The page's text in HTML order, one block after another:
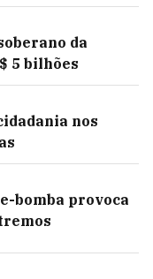
da
5 bilhões
nos
bomba provoca